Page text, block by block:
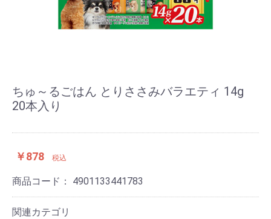
ちゅ～るごはん とりささみバラエティ 14g
20本入り
￥878 税込
商品コード： 4901133441783
関連カテゴリ